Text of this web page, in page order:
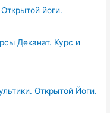
йоги.
Деканат. Курс и
Открытой Йоги.